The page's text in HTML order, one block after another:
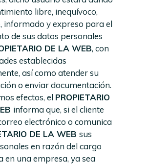
libre, inequívoco,
informado y expreso para el
de sus datos personales
DE LA WEB, con
establecidas
así como atender su
o enviar documentación.
efectos, el PROPIETARIO
informa que, si el cliente
electrónico o comunica
DE LA WEB sus
en razón del cargo
en una empresa, ya sea